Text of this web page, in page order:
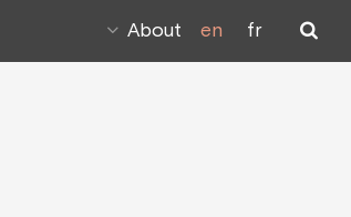
About en fr